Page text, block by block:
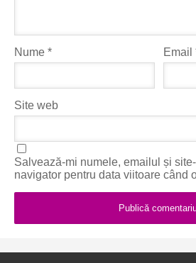
Nume * Email
Site web
Salvează-mi numele, emailul și
navigator pentru data viitoare când